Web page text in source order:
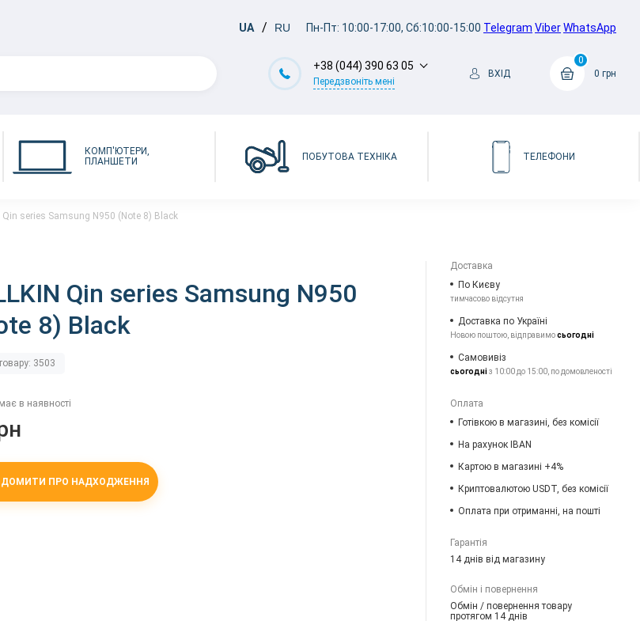
UA RU Пн-Пт: 10:00-17:00, Сб:10:00-15:00 Telegram ViberWhatsApp
+38 (044) 390 63 05
Передзвоніть мені
ВХІД
0
0 грн
КОМП'ЮТЕРИ,
ПЛАНШЕТИ
ПОБУТОВА ТЕХНІКА ТЕЛЕФОНИ
Qin series Samsung N950 (Note 8) Black
Qin series Samsung N950
8) Black
3503
в наявності
ПРО НАДХОДЖЕННЯ
Доставка
По Києву
тимчасово відсутня
Доставка по Україні
Новою поштою, відправимосьогодні
Самовивіз
сьогодніз 10:00 до 15:00, по домовленості
Оплата
Готівкою в магазині, без комісії
На рахунок IBAN
Картою в магазині +4%
Криптовалютою USDT, без комісії
Оплата при отриманні, на пошті
Гарантія
14 днів від магазину
Обмін і повернення
Обмін / повернення товару
протягом 14 днів